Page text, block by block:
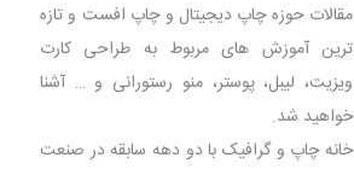
مقالات حوزه چاپ دیجیتال و چاپ افست و تازه
ترین آموزش های مربوط به طراحی کارت
ویزیت، لیبل، پوستر، منو رستورانی و … آشنا
خواهید شد.
خانه چاپ و گرافیک با دو دهه سابقه در صنعت